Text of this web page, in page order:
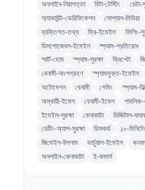
অনলাইন-নিরাপত্তা
বিটা-টেস্টিং
ডেটা-
অ্যাকাউন্ট-ভেরিফিকেশন
সোশ্যাল-মিডিয়া
ব্যক্তিগত-তথ্য
ফ্রি-ইমেইল ফিশিং-
ডিসপোজেবল-ইমেইল
স্প্যাম-প্রতিরোধ
স্মার্ট-হোম
স্প্যাম-সুরক্ষা ক্রিপ্টো
বেনামী-অংশগ্রহণ
স্প্যামমুক্ত-ইমেইল
অটোমেশন
বেনামী গেমিং
স্প্যাম-
অস্থায়ী-ইমেল
বেনামী-ইমেল
ইমেইল-সুরক্ষা
কেনাকাটা
ডিজিটাল-
ডেটিং-অ্যাপ-সুরক্ষা
ডিসকর্ড
১০-
জিমেইল-উপনাম
ভার্চুয়াল-ইমেইল
অনলাইন-কেনাকাটা
ই-কমার্স